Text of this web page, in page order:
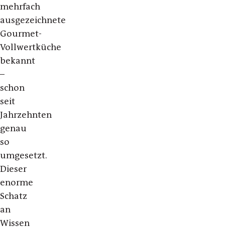
mehrfach
ausgezeichnete
Gourmet-
Vollwertküche
bekannt
–
schon
seit
Jahrzehnten
genau
so
umgesetzt.
Dieser
enorme
Schatz
an
Wissen